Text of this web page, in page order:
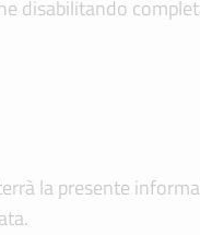
disabilitando
la presente